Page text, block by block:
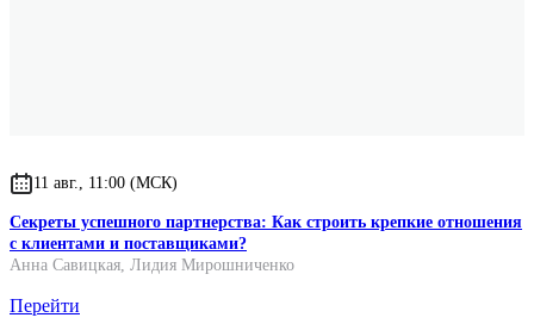
11 авг., 11:00 (МСК)
Секреты успешного партнерства: Как строить крепкие отношения
с клиентами и поставщиками?
Анна Савицкая, Лидия Мирошниченко
Перейти